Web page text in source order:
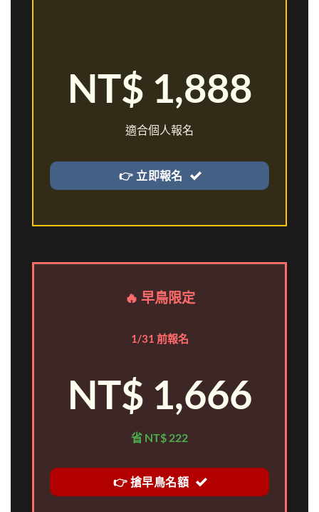
NT$ 1,888
適合個人報名
👉 立即報名
🔥 早鳥限定
1/31 前報名
NT$ 1,666
省 NT$ 222
👉 搶早鳥名額